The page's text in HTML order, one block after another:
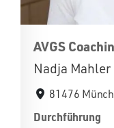
AVGS
Nadja Mahler
81476
Durchführung